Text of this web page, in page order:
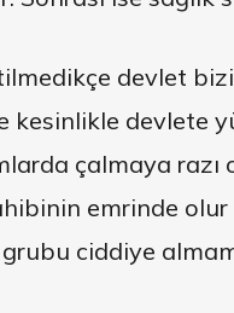
devlet
devlete
çalmaya
emrinde
ciddiye